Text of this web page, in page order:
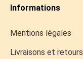
Informations
Mentions légales
Livraisons et retours